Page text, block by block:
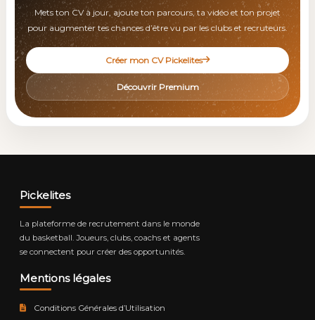
Mets ton CV à jour, ajoute ton parcours, ta vidéo et ton projet
pour augmenter tes chances d’être vu par les clubs et recruteurs.
Créer mon CV Pickelites
Découvrir Premium
Pickelites
La plateforme de recrutement dans le monde
du basketball. Joueurs, clubs, coachs et agents
se connectent pour créer des opportunités.
Mentions légales
Conditions Générales d’Utilisation